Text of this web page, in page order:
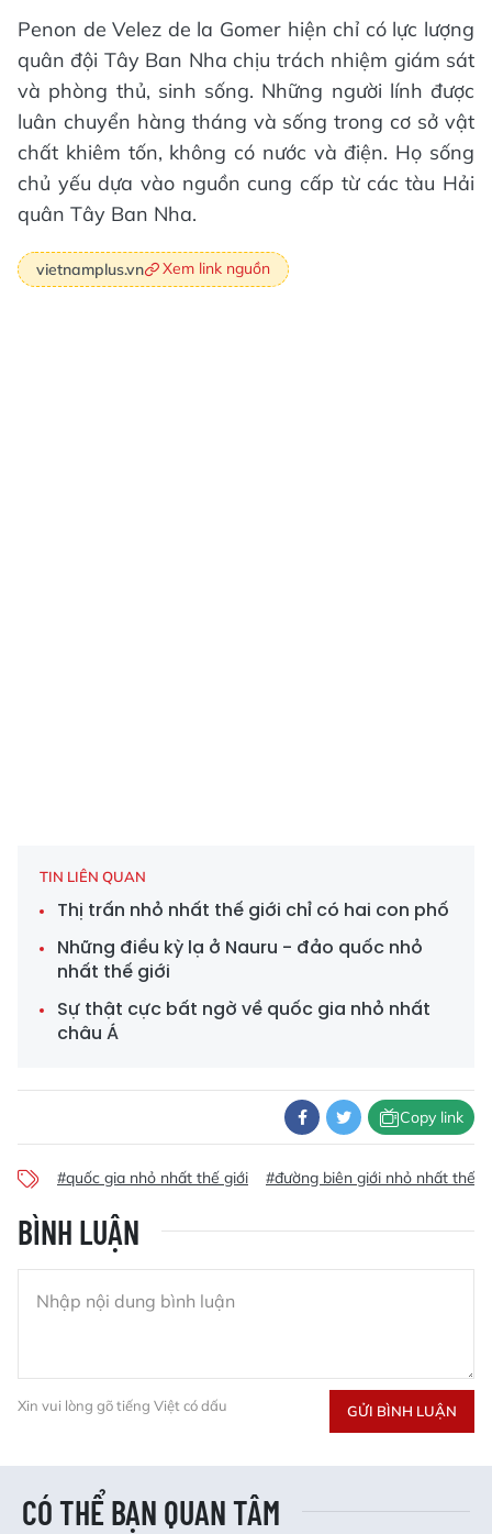
Penon de Velez de la Gomer hiện chỉ có lực lượng
quân đội Tây Ban Nha chịu trách nhiệm giám sát
và phòng thủ, sinh sống. Những người lính được
luân chuyển hàng tháng và sống trong cơ sở vật
chất khiêm tốn, không có nước và điện. Họ sống
chủ yếu dựa vào nguồn cung cấp từ các tàu Hải
quân Tây Ban Nha.
vietnamplus.vn Xem link nguồn
TIN LIÊN QUAN
Thị trấn nhỏ nhất thế giới chỉ có hai con phố
Những điều kỳ lạ ở Nauru - đảo quốc nhỏ
nhất thế giới
Sự thật cực bất ngờ về quốc gia nhỏ nhất
châu Á
Copy link
#quốc gia nhỏ nhất thế giới #đường biên giới nhỏ nhất thế
BÌNH LUẬN
Xin vui lòng gõ tiếng Việt có dấu GỬI BÌNH LUẬN
CÓ THỂ BẠN QUAN TÂM